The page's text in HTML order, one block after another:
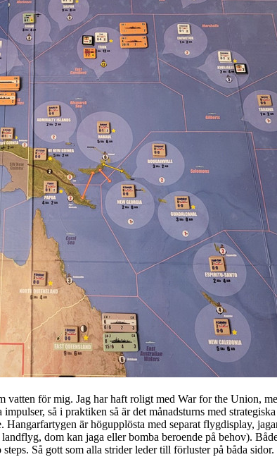
för mig. Jag har haft roligt med War for the Union,
så i praktiken så är det månadsturns med
är högupplösta med separat flygdisplay,
dom kan jaga eller bomba beroende på behov).
Så gott som alla strider leder till förluster på båda sidor.